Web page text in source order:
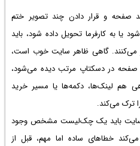
و قرار دادن چند تصویر ختم
یا به کارفرما تحویل داده شود، باید
گاهی ظاهر سایت خوب است،
صفحه در دسکتاپ مرتب دیده می‌شود،
هم لینک‌ها، دکمه‌ها یا مسیر خرید
ترک می‌کند.
سایت باید یک چک‌لیست مشخص وجود
خطاهای ساده اما مهم، قبل از